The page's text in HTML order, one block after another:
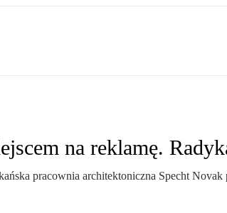
na reklamę.
pracownia architektoniczna Specht